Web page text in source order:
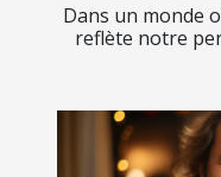
Dans un monde
reflète notre